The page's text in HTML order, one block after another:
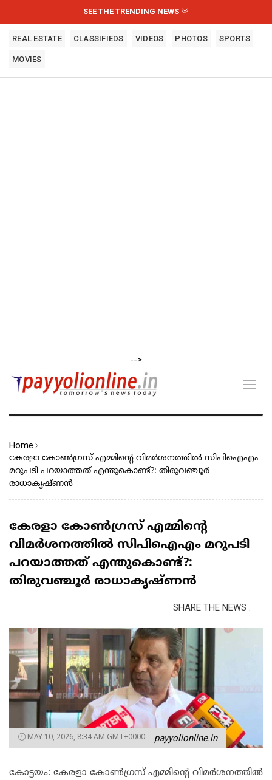
SEE THE TRENDING NEWS
REAL ESTATE CLASSIFIEDS VIDEOS PHOTOS SPORTS
MOVIES
-->
Home
കേരളാ കോൺഗ്രസ് എമ്മിന്റെ വിമർശനത്തിൽ സിപിഐഎം
മറുപടി പറയാത്തത് എന്തുകൊണ്ട്?: തിരുവഞ്ചൂർ
രാധാകൃഷ്ണൻ
കേരളാ കോൺഗ്രസ് എമ്മിന്റെ
വിമർശനത്തിൽ സിപിഐഎം മറുപടി
പറയാത്തത് എന്തുകൊണ്ട്?:
തിരുവഞ്ചൂർ രാധാകൃഷ്ണൻ
SHARE THE NEWS :
MAY 10, 2026, 8:34 AM GMT+0000 payyolionline.in
കോട്ടയം: കേരളാ കോൺഗ്രസ് എമ്മിന്റെ വിമർശനത്തിൽ